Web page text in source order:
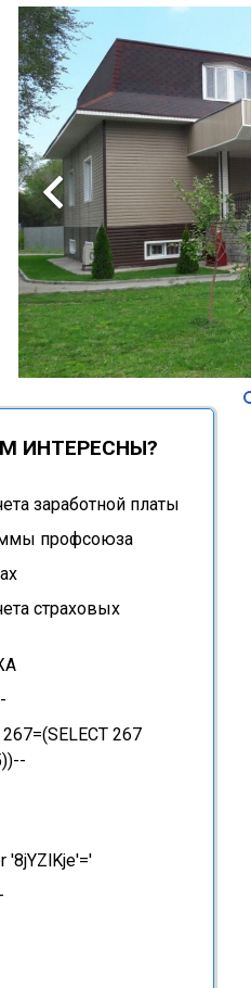
ИНТЕРЕСНЫ?
заработной платы
профсоюза
страховых
267
'8jYZlKje'='